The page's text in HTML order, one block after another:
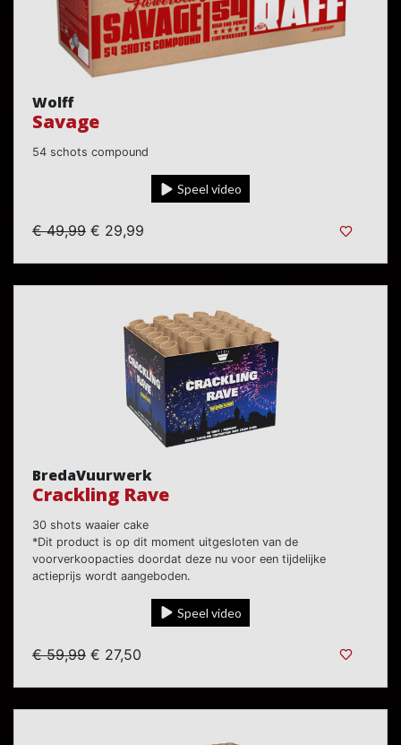
Wolff
Savage
54 schots compound
Speel video
€ 49,99 € 29,99
BredaVuurwerk
Crackling Rave
30 shots waaier cake
*Dit product is op dit moment uitgesloten van de
voorverkoopacties doordat deze nu voor een tijdelijke
actieprijs wordt aangeboden.
Speel video
€ 59,99 € 27,50